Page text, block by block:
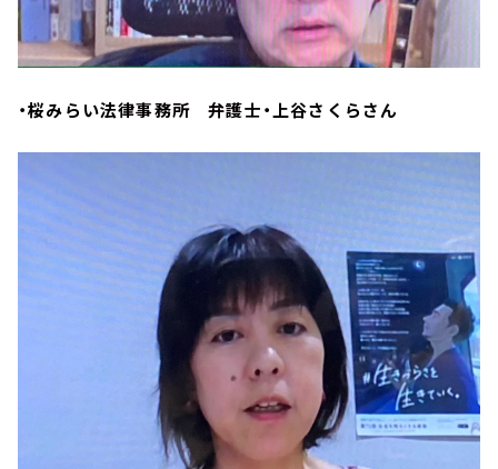
・桜みらい法律事務所 弁護士・上谷さくらさん